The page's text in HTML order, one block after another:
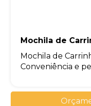
Mochila de
Mochila de
Conveniência e